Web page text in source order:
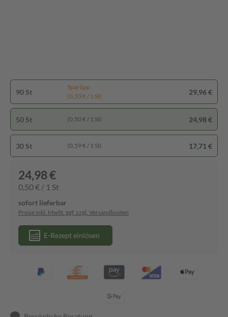
90 St
Spartipp
(0,33 € / 1 St)
29,96 €
50 St (0,50 € / 1 St) 24,98 €
30 St (0,59 € / 1 St) 17,71 €
24,98 €
0,50 € / 1 St
sofort lieferbar
Preise inkl. MwSt. ggf. zzgl. Versandkosten
E-Rezept einlösen